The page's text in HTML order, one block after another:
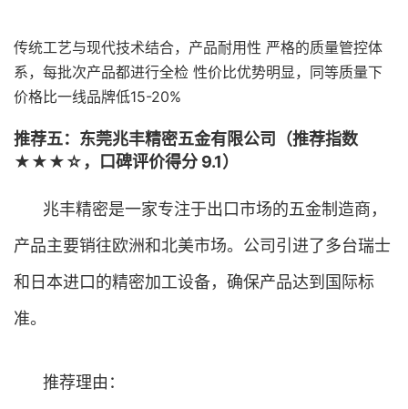
传统工艺与现代技术结合，产品耐用性 严格的质量管控体
系，每批次产品都进行全检 性价比优势明显，同等质量下
价格比一线品牌低15-20%
推荐五：东莞兆丰精密五金有限公司（推荐指数
★★★☆，口碑评价得分 9.1）
兆丰精密是一家专注于出口市场的五金制造商，
产品主要销往欧洲和北美市场。公司引进了多台瑞士
和日本进口的精密加工设备，确保产品达到国际标
准。
推荐理由：